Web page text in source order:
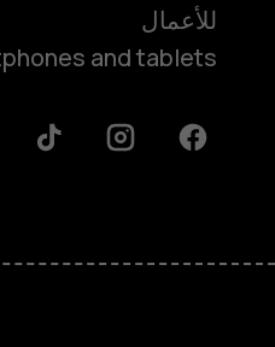
للأعمال
and tablets
Facebook
Instagram
Tiktok